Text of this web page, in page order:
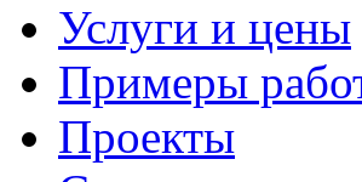
Услуги и цены
Примеры
Проекты